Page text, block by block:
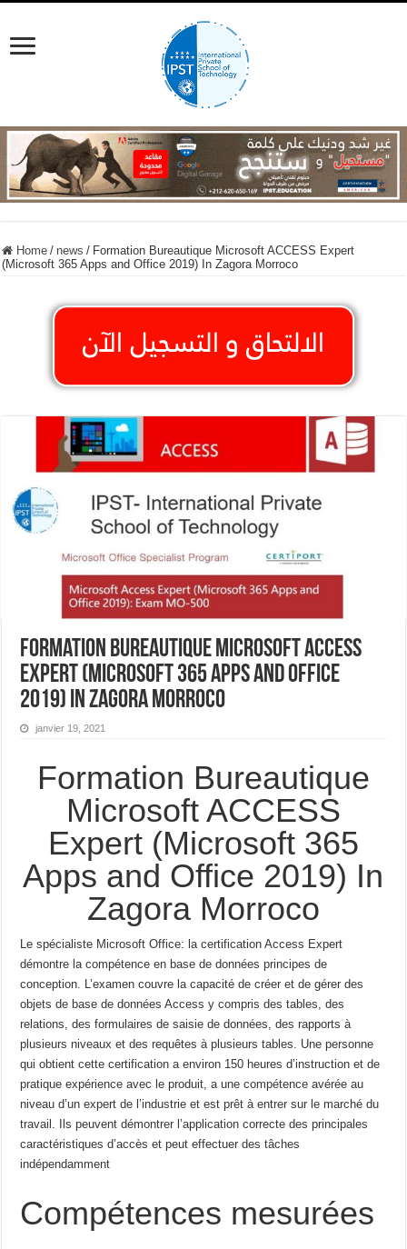
Home / news / Formation Bureautique Microsoft ACCESS Expert
(Microsoft 365 Apps and Office 2019) In Zagora Morroco
Formation Bureautique Microsoft ACCESS
Expert (Microsoft 365 Apps and Office
2019) In Zagora Morroco
janvier 19, 2021
Formation Bureautique
Microsoft ACCESS
Expert (Microsoft 365
Apps and Office 2019) In
Zagora Morroco
Le spécialiste Microsoft Office: la certification Access Expert
démontre la compétence en base de données principes de
conception.
L’examen couvre la capacité de créer et de gérer des
objets de base de données Access y compris des tables, des
relations, des formulaires de saisie de données, des rapports à
plusieurs niveaux et des requêtes à plusieurs tables.
Une personne
qui obtient cette certification a environ 150 heures d’instruction et de
pratique expérience avec le produit, a une compétence avérée au
niveau d’un expert de l’industrie et est prêt à entrer sur le marché du
travail.
Ils peuvent démontrer l’application correcte des principales
caractéristiques d’accès et peut effectuer des tâches
indépendamment
Compétences mesurées